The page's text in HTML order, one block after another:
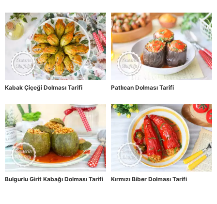
Kabak Çiçeği Dolması Tarifi Patlıcan Dolması Tarifi
Bulgurlu Girit Kabağı Dolması Tarifi Kırmızı Biber Dolması Tarifi